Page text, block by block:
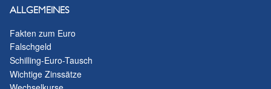
ALLGEMEINES
Fakten zum Euro
Falschgeld
Schilling-Euro-Tausch
Wichtige Zinssätze